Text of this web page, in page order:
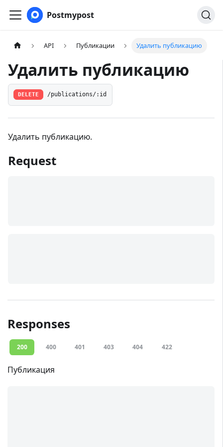
Postmypost
API Публикации Удалить публикацию
Удалить публикацию
DELETE /publications/:id
Удалить публикацию.
Request
Responses
200 400 401 403 404 422
Публикация